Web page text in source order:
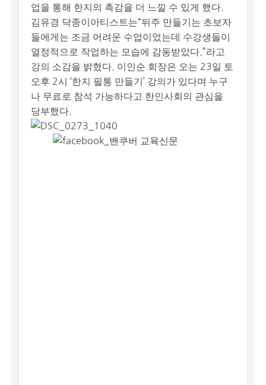
업을 통해 한지의 촉감을 더 느낄 수 있게 했다.
김유경 닥종이아티스트는“뒤주 만들기는 초보자
들에게는 조금 어려운 수업이었는데 수강생들이
열정적으로 작업하는 모습에 감동받았다.”라고
강의 소감을 밝혔다. 이인순 회장은 오는 23일 토
오후 2시 ‘한지 필통 만들기’ 강의가 있다며 누구
나 무료로 참석 가능하다고 한인사회의 관심을
당부했다.